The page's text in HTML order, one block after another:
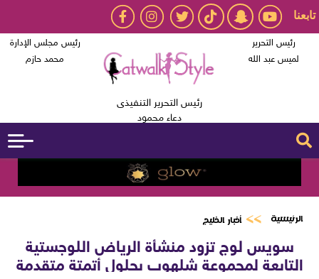
تابعنا
رئيس التحرير
لميس عبد الله
رئيس التحرير التنفيذى
دعاء محمود
رئيس مجلس الإدارة
محمد حازم
الرئيسية أخبار الخليج
سويس لوج تزود منشأة الرياض اللوجستية
التابعة لمجموعة شلهوب بحلول أتمتة متقدمة